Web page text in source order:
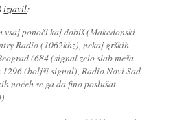
izjavil:
vsaj ponoči kaj dobiš (Makedonski
Radio (1062khz), nekaj grških
(684 (signal zelo slab meša
(boljši signal), Radio Novi Sad
nočeh se ga da fino poslušat